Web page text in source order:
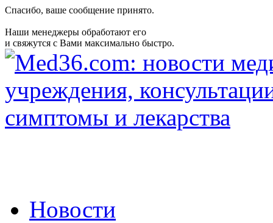
Спасибо, ваше сообщение принято.
Наши менеджеры обработают его
и свяжутся с Вами максимально быстро.
Новости